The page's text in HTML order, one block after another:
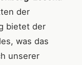
der
bietet der
was das
unserer